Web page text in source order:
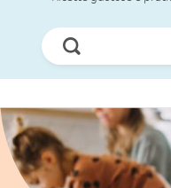
Cerca
ora